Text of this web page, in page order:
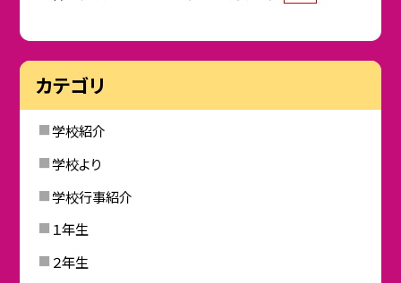
カテゴリ
学校紹介
学校より
学校行事紹介
１年生
２年生